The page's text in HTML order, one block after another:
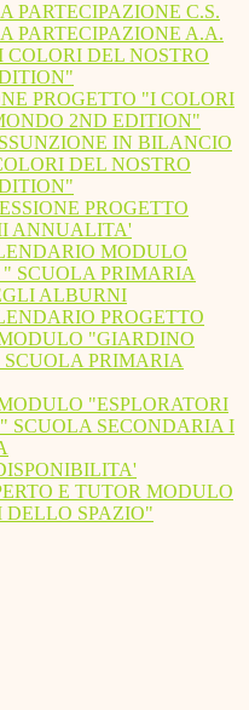
PARTECIPAZIONE C.S.
PARTECIPAZIONE A.A.
DEL NOSTRO
PROGETTO "I COLORI
2ND EDITION"
IN BILANCIO
DEL NOSTRO
PROGETTO
ANNUALITA'
MODULO
SCUOLA PRIMARIA
ALBURNI
PROGETTO
"GIARDINO
PRIMARIA
"ESPLORATORI
SCUOLA SECONDARIA I
E TUTOR MODULO
DELLO SPAZIO"